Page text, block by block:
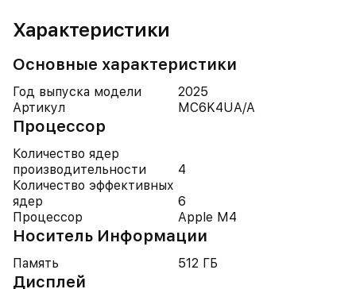
Характеристики
Основные характеристики
Год выпуска модели
2025
Артикул
MC6K4UA/A
Процессор
Количество ядер
производительности
4
Количество эффективных
ядер
6
Процессор
Apple M4
Носитель Информации
Память 512 ГБ
Дисплей